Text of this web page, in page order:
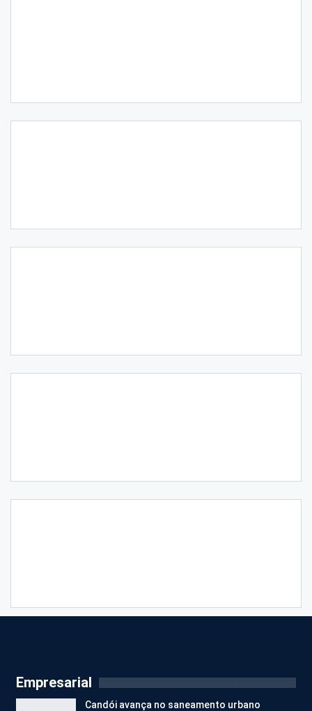
Empresarial
Candói avança no saneamento urbano